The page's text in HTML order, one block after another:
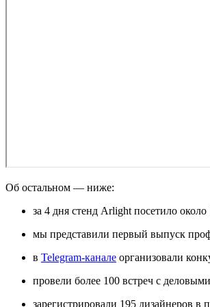
Об остальном — ниже:
за 4 дня стенд Arlight посетило около
мы представили первый выпуск
в Telegram-канале организовали
провели более 100 встреч с
зарегистрировали 195 дизайнеров